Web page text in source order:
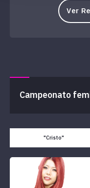
Ver
Campeonato
"Cristo"